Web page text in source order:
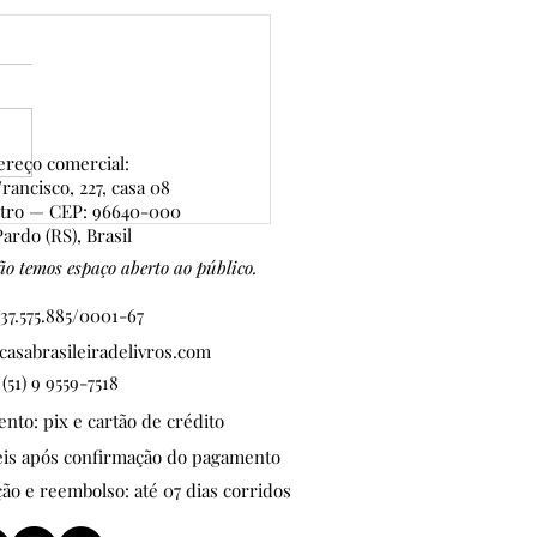
de Ouro — 7ª edição:
ABERTAS
comercial:
227, casa 08
— CEP: 96640-000
(RS), Brasil
temos espaço aberto ao público.
0001-67
9 9559-7518
pix e cartão de crédito
após confirmação do pagamento
e reembolso: até 07 dias corridos